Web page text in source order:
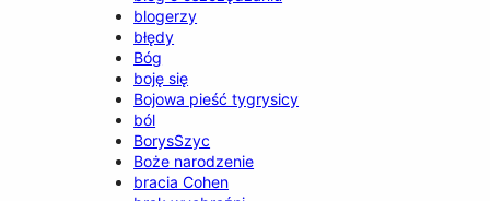
blogerzy
błędy
Bóg
boję się
Bojowa pieść tygrysicy
ból
BorysSzyc
Boże narodzenie
bracia Cohen